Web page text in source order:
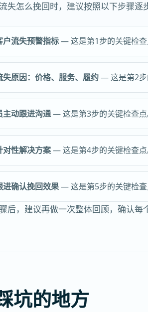
失怎么挽回时，建议按照以下步骤逐
户流失预警指标— 这是第1步的关键检查
失原因：价格、服务、履约— 这是第2步
主动跟进沟通— 这是第3步的关键检查点
对性解决方案— 这是第4步的关键检查点
进确认挽回效果— 这是第5步的关键检查
后，建议再做一次整体回顾，确认每
坑的地方